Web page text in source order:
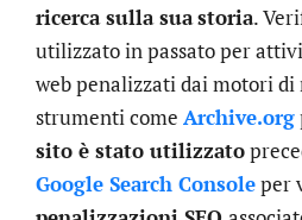
ricerca sulla suastoria.
utilizzato in passato per
web penalizzati dai motori di
strumenti come Archive.org
sito è stato utilizzato
Google Search Consoleper